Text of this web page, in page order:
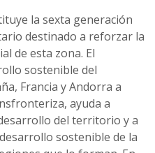
la sexta generación
destinado a reforzar la
de esta zona. El
sostenible del
Francia y Andorra a
ayuda a
del territorio y a
sostenible de la